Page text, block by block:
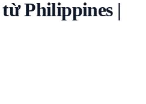
Philippines |